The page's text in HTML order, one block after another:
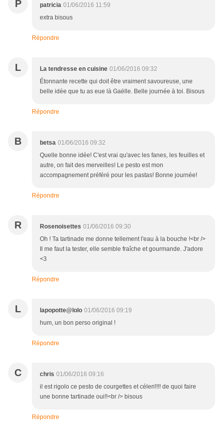
P patricia 01/06/2016 11:59
extra bisous
Répondre
L La tendresse en cuisine 01/06/2016 09:32
Étonnante recette qui doit être vraiment savoureuse, une
belle idée que tu as eue là Gaëlle. Belle journée à toi. Bisous
Répondre
B betsa 01/06/2016 09:32
Quelle bonne idée! C'est vrai qu'avec les fanes, les feuilles et
autre, on fait des merveilles! Le pesto est mon
accompagnement préféré pour les pastas! Bonne journée!
Répondre
R Rosenoisettes 01/06/2016 09:30
Oh ! Ta tartinade me donne tellement l'eau à la bouche !<br />
Il me faut la tester, elle semble fraîche et gourmande. J'adore
<3
Répondre
L lapopotte@lolo 01/06/2016 09:19
hum, un bon perso original !
Répondre
C chris 01/06/2016 09:16
il est rigolo ce pesto de courgettes et céleri!!!! de quoi faire
une bonne tartinade oui!!<br /> bisous
Répondre